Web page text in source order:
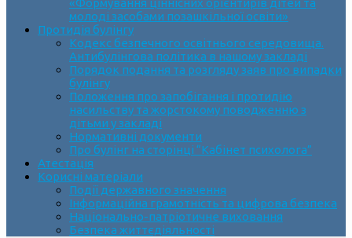
«Формування ціннісних орієнтирів дітей та
молоді засобами позашкільної освіти»
Протидія булінгу
Кодекс безпечного освітнього середовища.
Антибулінгова політика в нашому закладі
Порядок подання та розгляду заяв про випадки
булінгу
Положення про запобігання і протидію
насильству та жорстокому поводженню з
дітьми у закладі
Нормативні документи
Про булінг на сторінці “Кабінет психолога”
Атестація
Корисні матеріали
Події державного значення
Інформаційна грамотність та цифрова безпека
Національно-патріотичне виховання
Безпека життєдіяльності